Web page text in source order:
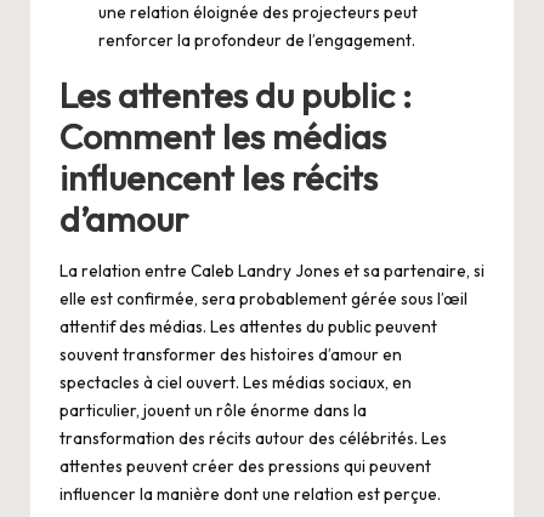
une relation éloignée des projecteurs peut
renforcer la profondeur de l’engagement.
Les attentes du public :
Comment les médias
influencent les récits
d’amour
La relation entre Caleb Landry Jones et sa partenaire, si
elle est confirmée, sera probablement gérée sous l’œil
attentif des médias. Les attentes du public peuvent
souvent transformer des histoires d’amour en
spectacles à ciel ouvert. Les médias sociaux, en
particulier, jouent un rôle énorme dans la
transformation des récits autour des célébrités. Les
attentes peuvent créer des pressions qui peuvent
influencer la manière dont une relation est perçue.